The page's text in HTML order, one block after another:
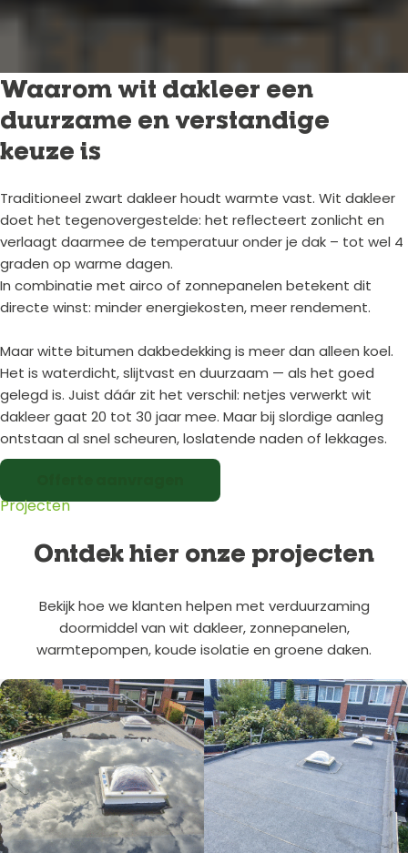
Waarom wit dakleer een
duurzame en verstandige
keuze is
Traditioneel zwart dakleer houdt warmte vast. Wit dakleer
doet het tegenovergestelde: het reflecteert zonlicht en
verlaagt daarmee de temperatuur onder je dak – tot wel 4
graden op warme dagen.
In combinatie met airco of zonnepanelen betekent dit
directe winst: minder energiekosten, meer rendement.
Maar witte bitumen dakbedekking is meer dan alleen koel.
Het is waterdicht, slijtvast en duurzaam — als het goed
gelegd is. Juist dáár zit het verschil: netjes verwerkt wit
dakleer gaat 20 tot 30 jaar mee. Maar bij slordige aanleg
ontstaan al snel scheuren, loslatende naden of lekkages.
Projecten
Ontdek hier onze projecten
Bekijk hoe we klanten helpen met verduurzaming
doormiddel van wit dakleer, zonnepanelen,
warmtepompen, koude isolatie en groene daken.